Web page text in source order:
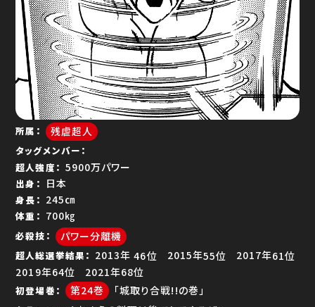
新超人募集
ゆで問答
所属 残虐超人
タッグメンバー
超人強度
5900万パワー
出身 日本
身長 245㎝
体重 700㎏
必殺技 パワー分離機
超人総選挙結果 46位 55位
61位
64位
68位
初登場巻 24 「城取り合戦!!の巻」